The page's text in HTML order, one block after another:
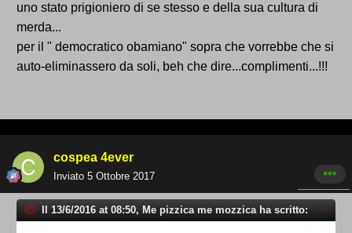
uno stato prigioniero di se stesso e della sua cultura di
merda...
per il " democratico obamiano" sopra che vorrebbe che si
auto-eliminassero da soli, beh che dire...complimenti...!!!
cospea 4ever
Inviato 5 Ottobre 2017
Il 13/6/2016 at 08:50, Me pizzica me mozzica ha scritto: